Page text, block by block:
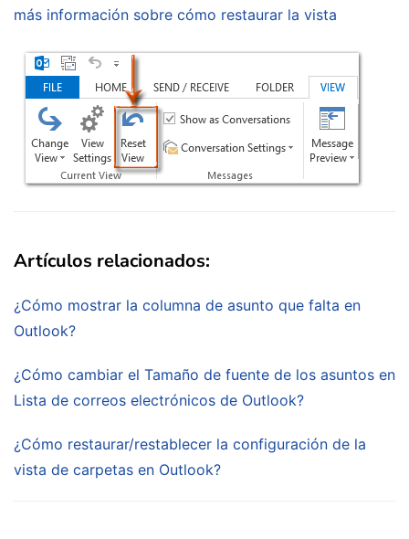
más información sobre cómo restaurar la vista
Artículos relacionados:
¿Cómo mostrar la columna de asunto que falta en
Outlook?
¿Cómo cambiar el Tamaño de fuente de los asuntos en
Lista de correos electrónicos de Outlook?
¿Cómo restaurar/restablecer la configuración de la
vista de carpetas en Outlook?